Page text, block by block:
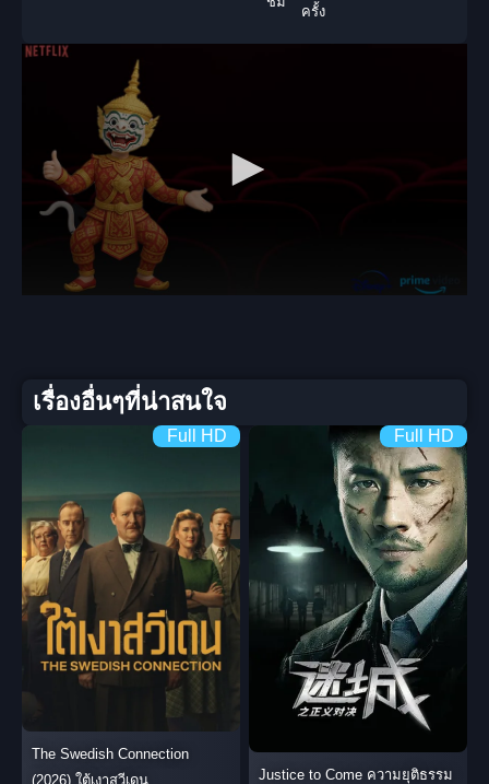
ครั้ง
เรื่องอื่นๆที่น่าสนใจ
Full HD
The Swedish Connection
(2026) ใต้เงาสวีเดน
Full HD
Justice to Come ความยุติธรรม